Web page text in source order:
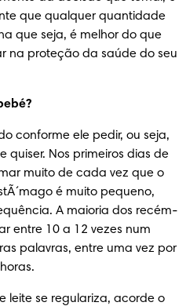
que qualquer quantidade
que seja, é melhor do que
na proteção da saúde do seu
conforme ele pedir, ou seja,
Nos primeiros dias de
muito de cada vez que o
é muito pequeno,
A maioria dos recém-
entre 10 a 12 vezes num
palavras, entre uma vez por
leite se regulariza, acorde o